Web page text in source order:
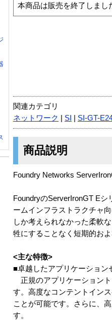
本商品は販売を終了しまし
関連カテゴリ
ネットワーク
SI SI-GT-
商品説明
Foundry Networks
FoundryのServerIronGT E
ームインフラストラクチャ
しか考えられなかった柔軟
牲にすることなく短期的お
<主な特徴>
■卓越したアプリケーション
正規のアプリケーショント
す。高度なコンテントイン
ことが可能です。さらに、
す。